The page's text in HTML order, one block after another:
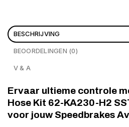
BESCHRIJVING
BEOORDELINGEN (0)
V & A
Ervaar ultieme controle
Hose Kit 62-KA230-H2
voor jouw Speedbrakes